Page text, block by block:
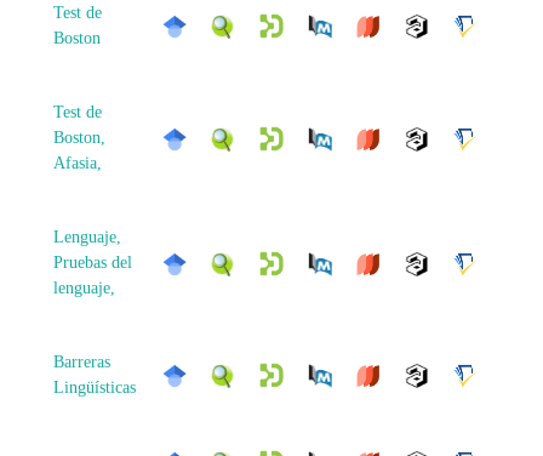
Test de
Boston
Test de
Boston,
Afasia,
Lenguaje,
Pruebas del
lenguaje,
Barreras
Lingüísticas